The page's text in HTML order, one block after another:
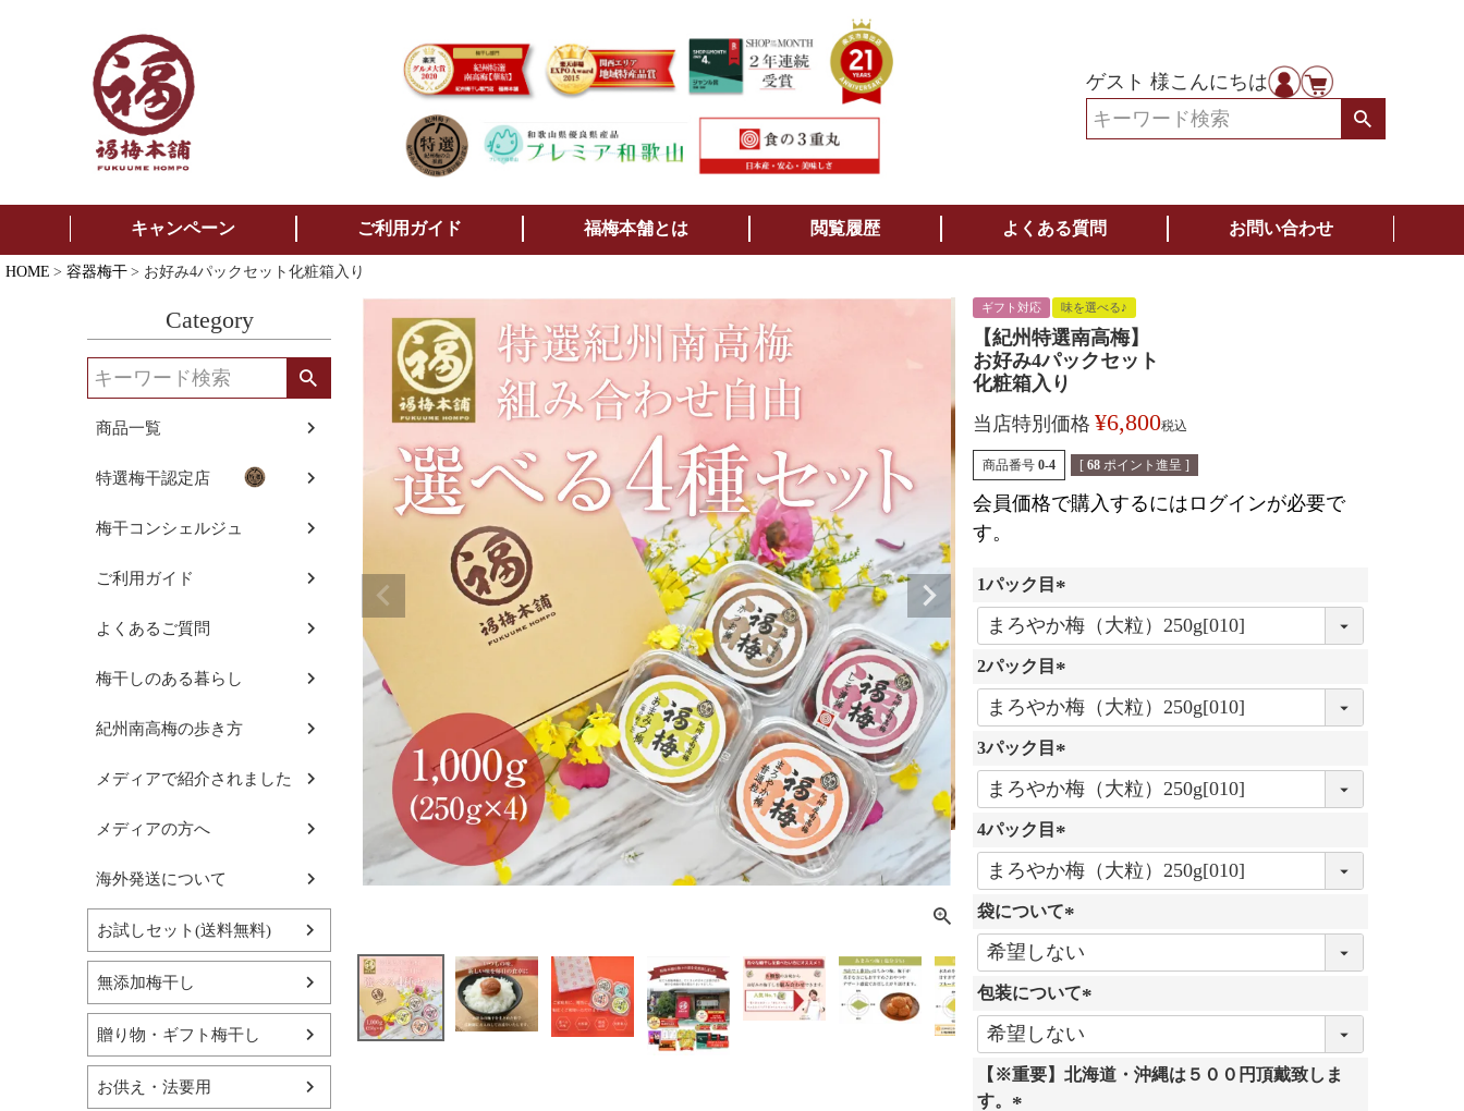
ゲスト 様こんにちは
検索
キャンペーン ご利用ガイド 福梅本舗とは 閲覧履歴 よくある質問 お問い合わせ
HOME 容器梅干 お好み4パックセット化粧箱入り
Category
商品一覧
特選梅干認定店
梅干コンシェルジュ
ご利用ガイド
よくあるご質問
梅干しのある暮らし
紀州南高梅の歩き方
メディアで紹介されました
メディアの方へ
海外発送について
お試しセット(送料無料)
無添加梅干し
贈り物・ギフト梅干し
お供え・法要用
ギフト対応 味を選べる♪
【紀州特選南高梅】
お好み4パックセット
化粧箱入り
当店特別価格 ¥6,800税込
商品番号 0-4 [ 68 ポイント進呈 ]
会員価格で購入するにはログインが必要で
す。
1パック目
必
須
)
2パック目
必
須
)
3パック目
必
須
)
4パック目
必
須
)
袋について
(
必
須
)
包装について
必
須
【※重要】北海道・沖縄は５００円頂戴致しま
す。